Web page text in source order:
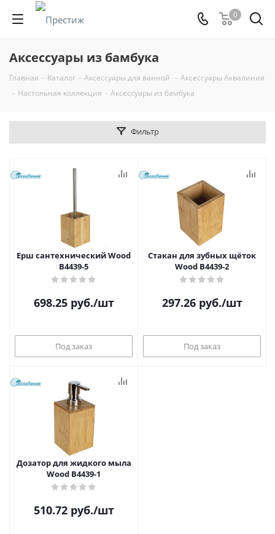
0
Аксессуары из бамбука
Главная - Каталог - Аксессуары для ванной - Аксессуары Аквалиния
- Настольная коллекция - Аксессуары из бамбука
Фильтр
Ерш сантехнический Wood
B4439-5
698.25руб./шт
Под заказ
Стакан для зубных щёток
Wood B4439-2
297.26руб./шт
Под заказ
Дозатор для жидкого мыла
Wood B4439-1
510.72руб./шт